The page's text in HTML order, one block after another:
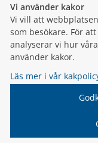
Vi använder kakor
Vi vill att
som besökare. För
analyserar vi hur
använder kakor.
Läs mer i vår